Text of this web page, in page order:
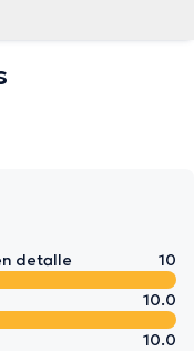
detalle
10
10.0
10.0